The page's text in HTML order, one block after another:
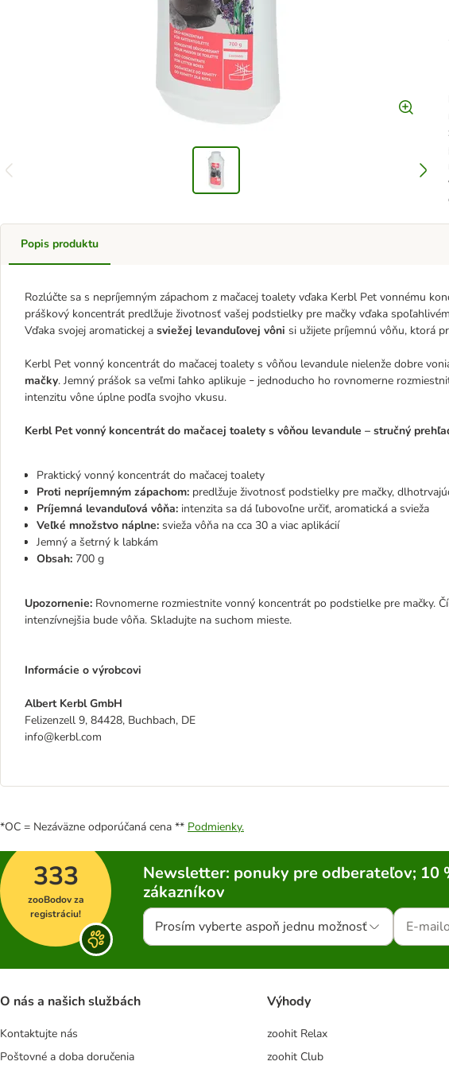
Popis produktu
Rozlúčte sa s nepríjemným zápachom z mačacej toalety vďaka Kerbl Pet vonnému
práškový koncentrát predlžuje životnosť vašej podstielky pre mačky vďaka
Vďaka svojej aromatickej a sviežej levanduľovej vôni si užijete príjemnú vôňu, ktorá
Kerbl Pet vonný koncentrát do mačacej toalety s vôňou levandule nielenže dobre
mačky. Jemný prášok sa veľmi ľahko aplikuje – jednoducho ho rovnomerne
intenzitu vône úplne podľa svojho vkusu.
Kerbl Pet vonný koncentrát do mačacej toalety s vôňou levandule – stručný
Praktický vonný koncentrát do mačacej toalety
Proti nepríjemným zápachom: predlžuje životnosť podstielky pre mačky,
Príjemná levanduľová vôňa: intenzita sa dá ľubovoľne určiť, aromatická a svieža
Veľké množstvo náplne: svieža vôňa na cca 30 a viac aplikácií
Jemný a šetrný k labkám
Obsah: 700 g
Upozornenie: Rovnomerne rozmiestnite vonný koncentrát po podstielke pre mačky.
intenzívnejšia bude vôňa. Skladujte na suchom mieste.
Informácie o výrobcovi
Albert Kerbl GmbH
Felizenzell 9, 84428, Buchbach, DE
info@kerbl.com
*OC = Nezáväzne odporúčaná cena ** Podmienky.
333
zooBodov za
registráciu!
Newsletter: ponuky pre odberateľov; 10
zákazníkov
Prosím vyberte aspoň jednu možnosť
O nás a našich službách
Kontaktujte nás
Poštovné a doba doručenia
Výhody
zoohit Relax
zoohit Club